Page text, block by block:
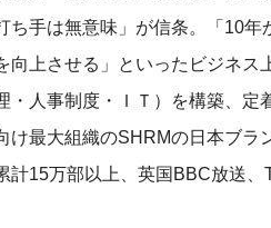
ち手は無意味」が信条。「10
向上させる」といったビジネス
・人事制度・ＩＴ）を構築、定
け最大組織のSHRMの日本ブラ
計15万部以上、英国BBC放送